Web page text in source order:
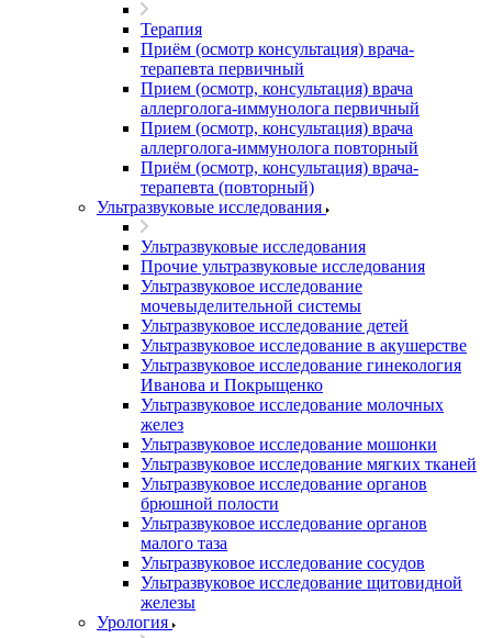
Терапия
Приём (осмотр консультация) врача-
терапевта первичный
Прием (осмотр, консультация) врача
аллерголога-иммунолога первичный
Прием (осмотр, консультация) врача
аллерголога-иммунолога повторный
Приём (осмотр, консультация) врача-
терапевта (повторный)
Ультразвуковые исследования
Ультразвуковые исследования
Прочие ультразвуковые исследования
Ультразвуковое исследование
мочевыделительной системы
Ультразвуковое исследование детей
Ультразвуковое исследование в акушерстве
Ультразвуковое исследование гинекология
Иванова и Покрыщенко
Ультразвуковое исследование молочных
желез
Ультразвуковое исследование мошонки
Ультразвуковое исследование мягких тканей
Ультразвуковое исследование органов
брюшной полости
Ультразвуковое исследование органов
малого таза
Ультразвуковое исследование сосудов
Ультразвуковое исследование щитовидной
железы
Урология